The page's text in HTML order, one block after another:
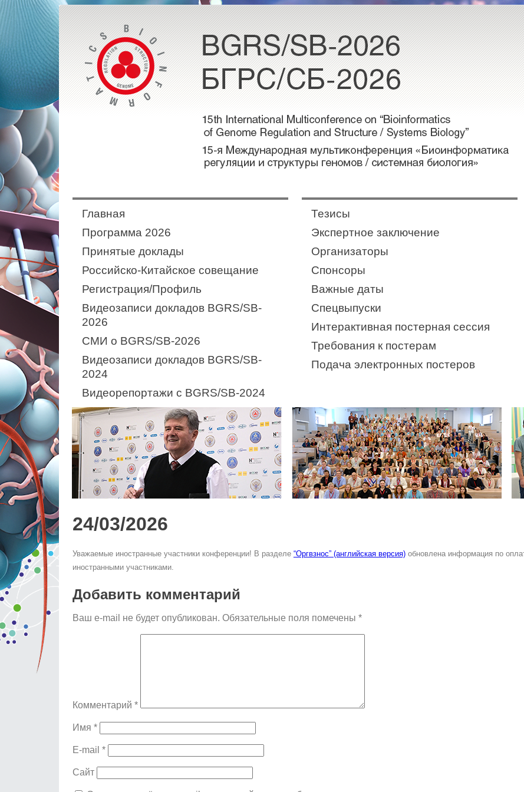
Главная
Программа 2026
Принятые доклады
Российско-Китайское совещание
Регистрация/Профиль
Видеозаписи докладов BGRS/SB-
2026
СМИ о BGRS/SB-2026
Видеозаписи докладов BGRS/SB-
2024
Видеорепортажи с BGRS/SB-2024
Тезисы
Экспертное заключение
Организаторы
Спонсоры
Важные даты
Спецвыпуски
Интерактивная постерная сессия
Требования к постерам
Подача электронных постеров
24/03/2026
Уважаемые иностранные участники конференции! В разделе “Оргвзнос” (английская версия)обновлена информация по
иностранными участниками.
Добавить комментарий
Ваш e-mail не будет опубликован. Обязательные поля помечены *
Комментарий *
Имя *
E-mail *
Сайт